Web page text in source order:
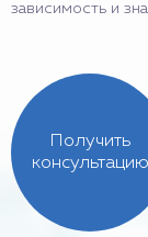
зависимость и
Получить
консультацию